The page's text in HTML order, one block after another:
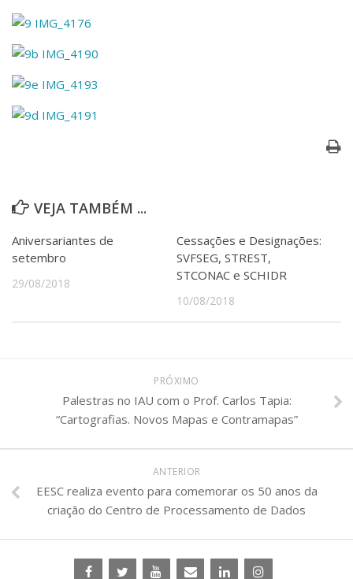
VEJA TAMBÉM ...
Aniversariantes de
setembro
29/08/2018
Cessações e Designações:
SVFSEG, STREST,
STCONAC e SCHIDR
10/08/2018
PRÓXIMO
Palestras no IAU com o Prof. Carlos Tapia:
“Cartografias. Novos Mapas e Contramapas”
ANTERIOR
EESC realiza evento para comemorar os 50 anos da
criação do Centro de Processamento de Dados